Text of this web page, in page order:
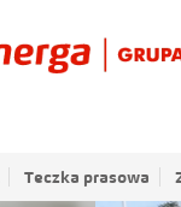
Teczka prasowa